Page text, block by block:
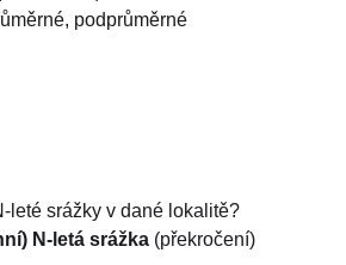
podprůměrné
leté srážky v dané lokalitě?
N-letá srážka (překročení)